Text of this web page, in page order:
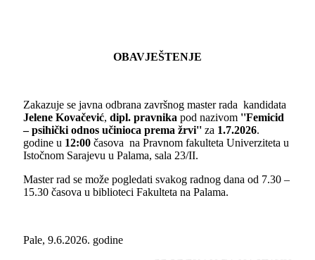
OBAVJEŠTENJE
Zakazuje se javna odbrana završnog master rada kandidata
Jelene Kovačević, dipl. pravnika pod nazivom ''Femicid
– psihički odnos učinioca prema žrvi'' za 1.7.2026.
godine u 12:00 časova na Pravnom fakulteta Univerziteta u
Istočnom Sarajevu u Palama, sala 23/II.
Master rad se može pogledati svakog radnog dana od 7.30 –
15.30 časova u biblioteci Fakulteta na Palama.
Pale, 9.6.2026. godine